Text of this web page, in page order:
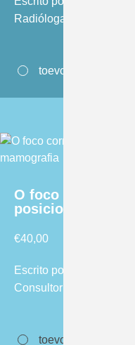
Radióloga Sénior de
toevoegen aan
O foco correto;
posicionamento
€40,00
Escrito por Cary van
Consultor Sênior
toevoegen aan